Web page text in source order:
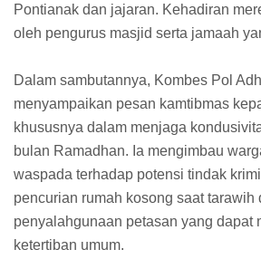
Pontianak dan jajaran. Kehadiran
oleh pengurus masjid serta jamaah
Dalam sambutannya, Kombes Pol
menyampaikan pesan kamtibmas
khususnya dalam menjaga
bulan Ramadhan. Ia mengimbau
waspada terhadap potensi tindak
pencurian rumah kosong saat tarawih
penyalahgunaan petasan yang dapat
ketertiban umum.